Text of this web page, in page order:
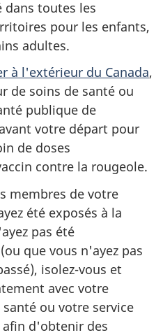
dans toutes les
pour les enfants,
adultes.
à l'extérieur du Canada,
de soins de santé ou
publique de
votre départ pour
de doses
contre la rougeole.
membres de votre
été exposés à la
pas été
que vous n'ayez pas
isolez-vous et
avec votre
ou votre service
d'obtenir des